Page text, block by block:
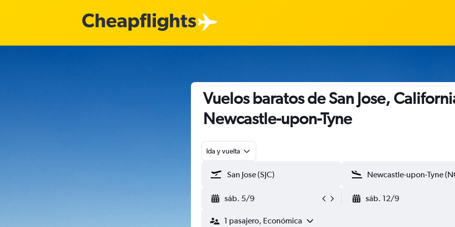
Vuelos baratos de San Jose,
Newcastle-upon-Tyne
Ida y vuelta
sáb. 5/9 sáb. 12/9
1 pasajero, Económica